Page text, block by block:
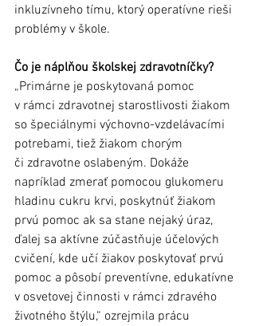
inkluzívneho tímu, ktorý operatívne rieši
problémy v škole.
Čo je náplňou školskej zdravotníčky?
„Primárne je poskytovaná pomoc
v rámci zdravotnej starostlivosti žiakom
so špeciálnymi výchovno-vzdelávacími
potrebami, tiež žiakom chorým
či zdravotne oslabeným. Dokáže
napríklad zmerať pomocou glukomeru
hladinu cukru krvi, poskytnúť žiakom
prvú pomoc ak sa stane nejaký úraz,
ďalej sa aktívne zúčastňuje účelových
cvičení, kde učí žiakov poskytovať prvú
pomoc a pôsobí preventívne, edukatívne
v osvetovej činnosti v rámci zdravého
životného štýlu,“ ozrejmila prácu